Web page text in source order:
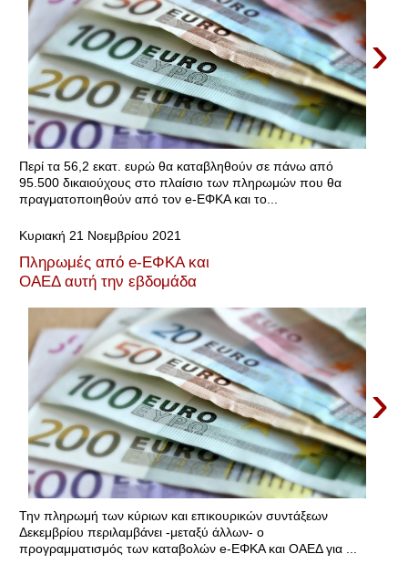
›
Περί τα 56,2 εκατ. ευρώ θα καταβληθούν σε πάνω από
95.500 δικαιούχους στο πλαίσιο των πληρωμών που θα
πραγματοποιηθούν από τον e-ΕΦΚΑ και το...
Κυριακή 21 Νοεμβρίου 2021
Πληρωμές από e-ΕΦΚΑ και
ΟΑΕΔ αυτή την εβδομάδα
›
Την πληρωμή των κύριων και επικουρικών συντάξεων
Δεκεμβρίου περιλαμβάνει -μεταξύ άλλων- ο
προγραμματισμός των καταβολών e-ΕΦΚΑ και ΟΑΕΔ για ...